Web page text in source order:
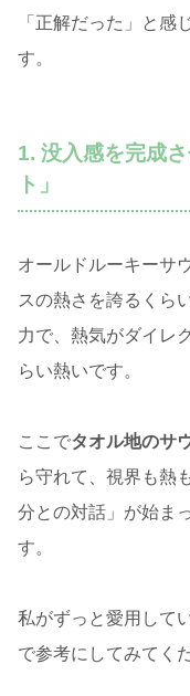
「正解だった」と感
す。
1. 没入感を完成
ト」
オールドルーキーサ
スの熱さを誇るくら
力で、熱気がダイレ
らい熱いです。
ここでタオル地のサ
ら守れて、視界も熱
分との対話」が始ま
す。
私がずっと愛用して
で参考にしてみてく